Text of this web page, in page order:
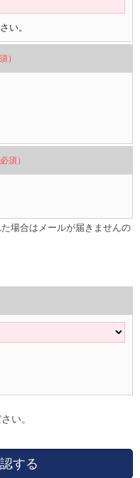
い。
）
必須）
場合はメールが届きませんの
い。
する